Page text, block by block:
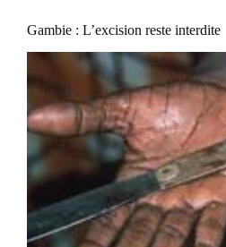
Gambie : L’excision reste interdite